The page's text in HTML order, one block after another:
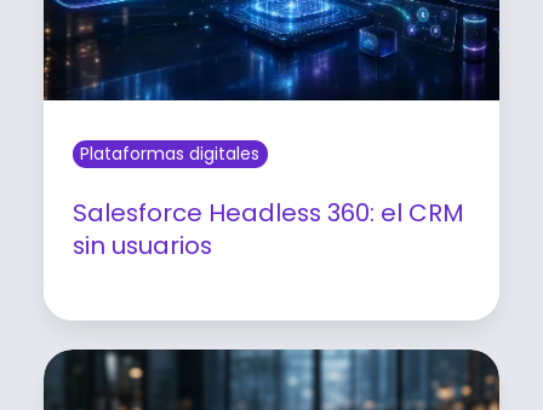
Plataformas digitales
Salesforce Headless 360: el CRM
sin usuarios
Leer artículo